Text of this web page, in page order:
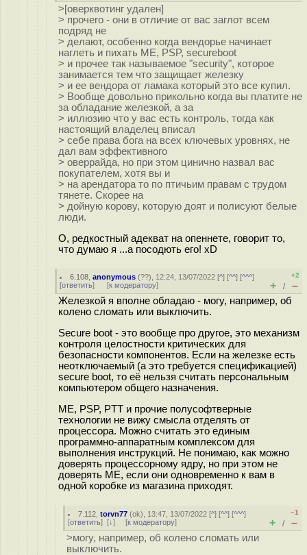
>[оверквотинг удален]
> прочего - они в отличие от вас заглот всем
подряд не
> делают, особенно когда вендорье начинает
наглеть и пихать ME, PSP, secureboot
> и прочее так называемое "security", которое
занимается тем что защищает железку
> и ее вендора от ламака который это все купил.
> Вообще довольно прикольно когда вы платите не
за обладание железкой, а за
> иллюзию что у вас есть контроль, тогда как
настоящий владелец вписал
> себе права бога на всех ключевых уровнях, не
дал вам эффективного
> оверрайда, но при этом цинично назвал вас
покупателем, хотя вы и
> на арендатора то по птичьим правам с трудом
тянете. Скорее на
> дойную корову, которую доят и полисуют белые
люди.
О, редкостный адекват на опеннете, говорит то,
что думаю я ...а посодють его! xD
6.108 ,anonymous (??), 12:24, 13/07/2022 [^] [^^] [^^^]
[ответить] [к модератору]
+2
+ / –
Железкой я вполне обладаю - могу, например, об
колено сломать или выключить.
Secure boot - это вообще про другое, это механизм
контроля целостности критических для
безопасности компонентов. Если на железке есть
неотключаемый (а это требуется спецификацией)
secure boot, то её нельзя считать персональным
компьютером общего назначения.
ME, PSP, PTT и прочие полусофтверные
технологии не вижу смысла отделять от
процессора. Можно считать это единым
программно-аппаратным комплексом для
выполнения инструкций. Не понимаю, как можно
доверять процессорному ядру, но при этом не
доверять ME, если они одновременно к вам в
одной коробке из магазина приходят.
7.112 ,torvn77 (ok), 13:47, 13/07/2022 [^] [^^] [^^^]
[ответить] [↓] [к модератору]
–1
+ / –
>могу, например, об колено сломать или
выключить.